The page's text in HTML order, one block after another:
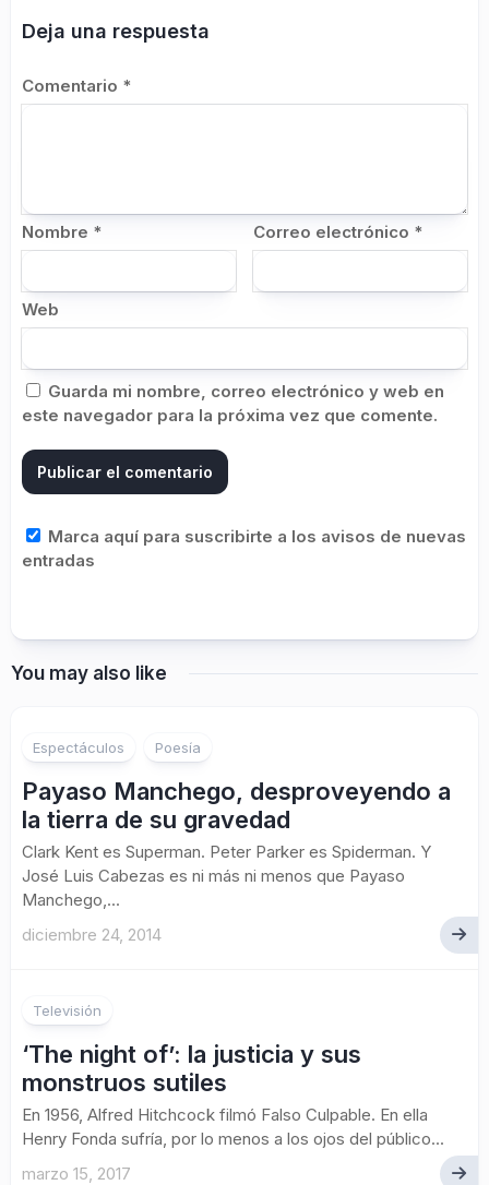
Deja una respuesta
Comentario *
Nombre * Correo electrónico *
Web
Guarda mi nombre, correo electrónico y web en
este navegador para la próxima vez que comente.
Marca aquí para suscribirte a los avisos de nuevas
entradas
You may also like
Espectáculos Poesía
Payaso Manchego, desproveyendo a
la tierra de su gravedad
Clark Kent es Superman. Peter Parker es Spiderman. Y
José Luis Cabezas es ni más ni menos que Payaso
Manchego,...
diciembre 24, 2014
Televisión
‘The night of’: la justicia y sus
monstruos sutiles
En 1956, Alfred Hitchcock filmó Falso Culpable. En ella
Henry Fonda sufría, por lo menos a los ojos del público...
marzo 15, 2017